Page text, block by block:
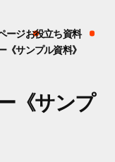
ージお役立ち資料
サンプル資料》
《サンプ